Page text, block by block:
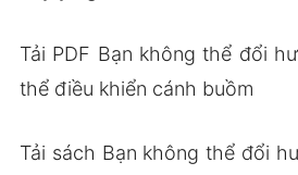
Tải PDF Bạn không thể đổi
thể điều khiển cánh buồm
Tải sách Bạn không thể đổi